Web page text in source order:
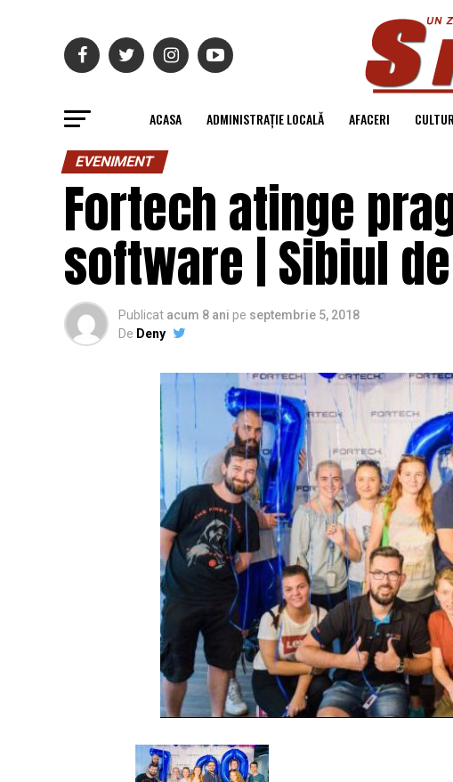
ACASA ADMINISTRAȚIE LOCALĂ AFACERI
EVENIMENT
Fortech atinge
software | Sibiul de
Publicat acum 8 ani pe septembrie 5, 2018
De Deny